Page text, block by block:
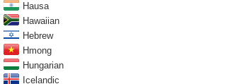
Hausa
Hawaiian
Hebrew
Hmong
Hungarian
Icelandic